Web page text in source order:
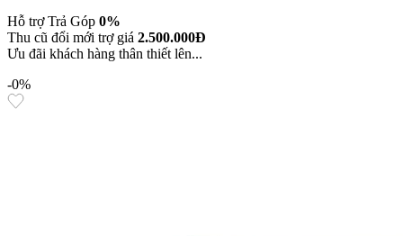
Hỗ trợ Trả Góp 0%
Thu cũ đổi mới trợ giá 2.500.000Đ
Ưu đãi khách hàng thân thiết lên...
-0%